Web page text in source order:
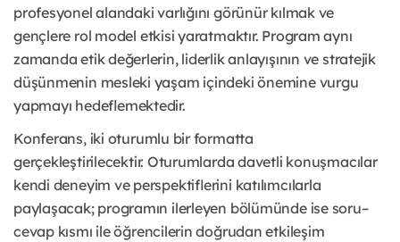
profesyonel alandaki varlığını görünür kılmak ve
gençlere rol model etkisi yaratmaktır. Program aynı
zamanda etik değerlerin, liderlik anlayışının ve stratejik
düşünmenin mesleki yaşam içindeki önemine vurgu
yapmayı hedeflemektedir.
Konferans, iki oturumlu bir formatta
gerçekleştirilecektir. Oturumlarda davetli konuşmacılar
kendi deneyim ve perspektiflerini katılımcılarla
paylaşacak; programın ilerleyen bölümünde ise soru–
cevap kısmı ile öğrencilerin doğrudan etkileşim